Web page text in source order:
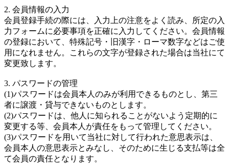
2. 会員情報の入力
会員登録手続の際には、入力上の注意をよく読み、所定の入
力フォームに必要事項を正確に入力してください。会員情報
の登録において、特殊記号・旧漢字・ローマ数字などはご使
用になれません。これらの文字が登録された場合は当社にて
変更致します。
3. パスワードの管理
(1)パスワードは会員本人のみが利用できるものとし、第三
者に譲渡・貸与できないものとします。
(2)パスワードは、他人に知られることがないよう定期的に
変更する等、会員本人が責任をもって管理してください。
(3)パスワードを用いて当社に対して行われた意思表示は、
会員本人の意思表示とみなし、そのために生じる支払等は全
て会員の責任となります。